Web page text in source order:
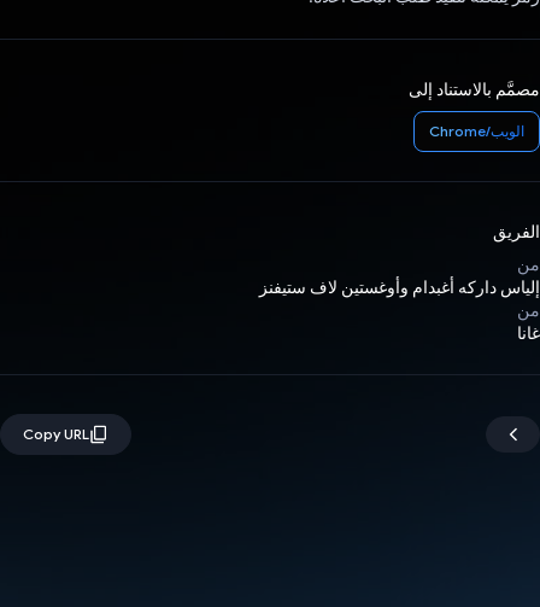
مصمَّم بالاستناد إلى
الويب/Chrome
الفريق
من
إلياس داركه أغبدام وأوغستين لاف ستيفنز
من
غانا